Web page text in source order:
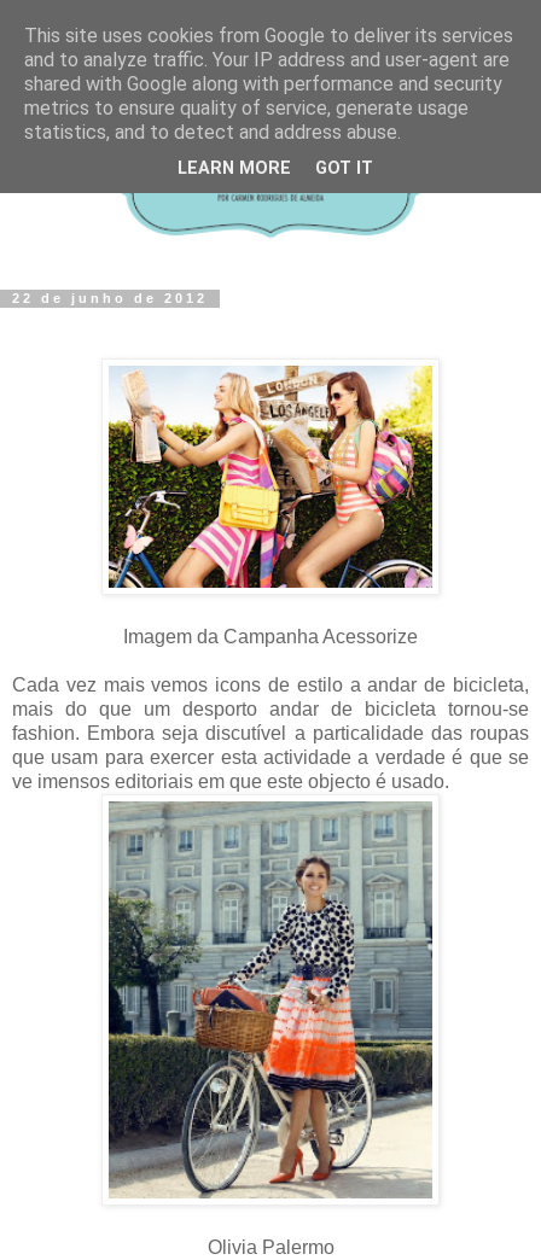
22 de junho de 2012
Imagem da Campanha Acessorize
Cada vez mais vemos icons de estilo a andar de bicicleta,
mais do que um desporto andar de bicicleta tornou-se
fashion. Embora seja discutível a particalidade das roupas
que usam para exercer esta actividade a verdade é que se
ve imensos editoriais em que este objecto é usado.
Olivia Palermo
This site uses cookies from Google to deliver its services
and to analyze traffic. Your IP address and user-agent are
shared with Google along with performance and security
metrics to ensure quality of service, generate usage
statistics, and to detect and address abuse.
LEARN MORE GOT IT